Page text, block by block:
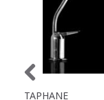
TAPHANE